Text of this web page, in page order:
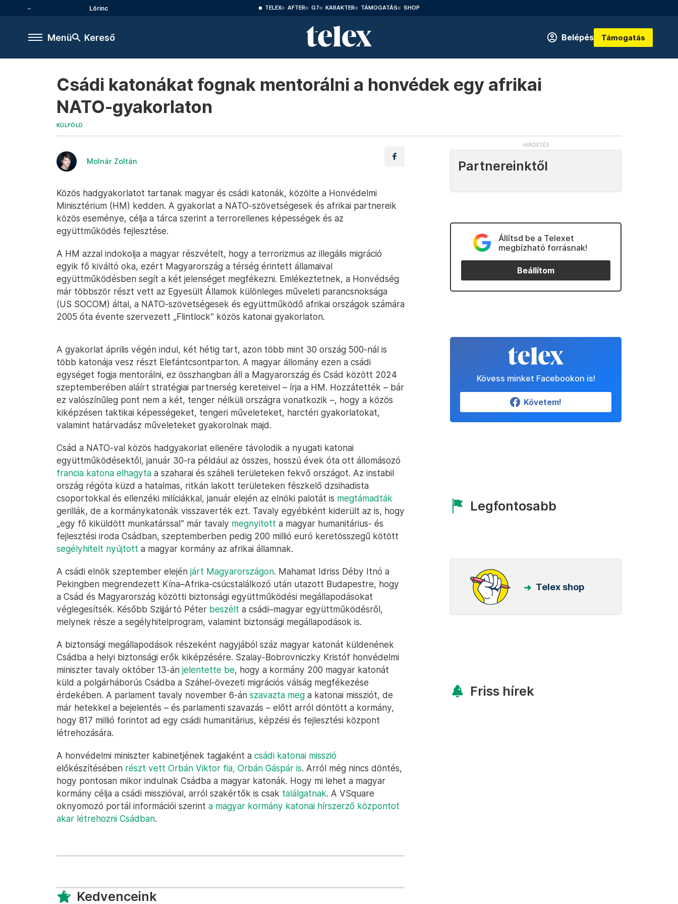
Lőrinc TELEX AFTER G7 KARAKTER TÁMOGATÁS SHOP
Menü Kereső Belépés Támogatás
Csádi katonákat fognak mentorálni a honvédek egy afrikai
NATO-gyakorlaton
KÜLFÖLD
Molnár Zoltán
Közös hadgyakorlatot tartanak magyar és csádi katonák, közölte a Honvédelmi
Minisztérium (HM) kedden. A gyakorlat a NATO-szövetségesek és afrikai partnereik
közös eseménye, célja a tárca szerint a terrorellenes képességek és az
együttműködés fejlesztése.
A HM azzal indokolja a magyar részvételt, hogy a terrorizmus az illegális migráció
egyik fő kiváltó oka, ezért Magyarország a térség érintett államaival
együttműködésben segít a két jelenséget megfékezni. Emlékeztetnek, a Honvédség
már többször részt vett az Egyesült Államok különleges műveleti parancsnoksága
(US SOCOM) által, a NATO-szövetségesek és együttműködő afrikai országok számára
2005 óta évente szervezett „Flintlock” közös katonai gyakorlaton.
A gyakorlat április végén indul, két hétig tart, azon több mint 30 ország 500-nál is
több katonája vesz részt Elefántcsontparton. A magyar állomány ezen a csádi
egységet fogja mentorálni, ez összhangban áll a Magyarország és Csád között 2024
szeptemberében aláírt stratégiai partnerség kereteivel – írja a HM. Hozzátették – bár
ez valószínűleg pont nem a két, tenger nélküli országra vonatkozik –, hogy a közös
kiképzésen taktikai képességeket, tengeri műveleteket, harctéri gyakorlatokat,
valamint határvadász műveleteket gyakorolnak majd.
Csád a NATO-val közös hadgyakorlat ellenére távolodik a nyugati katonai
együttműködésektől, január 30-ra például az összes, hosszú évek óta ott állomásozó
francia katona elhagyta a szaharai és száheli területeken fekvő országot. Az instabil
ország régóta küzd a hatalmas, ritkán lakott területeken fészkelő dzsihadista
csoportokkal és ellenzéki milíciákkal, január elején az elnöki palotát is megtámadták
gerillák, de a kormánykatonák visszaverték ezt. Tavaly egyébként kiderült az is, hogy
„egy fő kiküldött munkatárssal” már tavaly megnyitott a magyar humanitárius- és
fejlesztési iroda Csádban, szeptemberben pedig 200 millió euró keretösszegű kötött
segélyhitelt nyújtott a magyar kormány az afrikai államnak.
A csádi elnök szeptember elején járt Magyarországon. Mahamat Idriss Déby Itnó a
Pekingben megrendezett Kína–Afrika-csúcstalálkozó után utazott Budapestre, hogy
a Csád és Magyarország közötti biztonsági együttműködési megállapodásokat
véglegesítsék. Később Szijjártó Péter beszélt a csádi–magyar együttműködésről,
melynek része a segélyhitelprogram, valamint biztonsági megállapodások is.
A biztonsági megállapodások részeként nagyjából száz magyar katonát küldenének
Csádba a helyi biztonsági erők kiképzésére. Szalay-Bobrovniczky Kristóf honvédelmi
miniszter tavaly október 13-án jelentette be, hogy a kormány 200 magyar katonát
küld a polgárháborús Csádba a Száhel-övezeti migrációs válság megfékezése
érdekében. A parlament tavaly november 6-án szavazta meg a katonai missziót, de
már hetekkel a bejelentés – és parlamenti szavazás – előtt arról döntött a kormány,
hogy 817 millió forintot ad egy csádi humanitárius, képzési és fejlesztési központ
létrehozására.
A honvédelmi miniszter kabinetjének tagjaként a csádi katonai misszió
előkészítésében részt vett Orbán Viktor fia, Orbán Gáspár is. Arról még nincs döntés,
hogy pontosan mikor indulnak Csádba a magyar katonák. Hogy mi lehet a magyar
kormány célja a csádi misszióval, arról szakértők is csak találgatnak. A VSquare
oknyomozó portál információi szerint a magyar kormány katonai hírszerző központot
akar létrehozni Csádban.
Kedvenceink
Partnereinktől
Állítsd be a Telexet
megbízható forrásnak!
Beállítom
Kövess minket Facebookon is!
Követem!
Legfontosabb
Telex shop
Friss hírek